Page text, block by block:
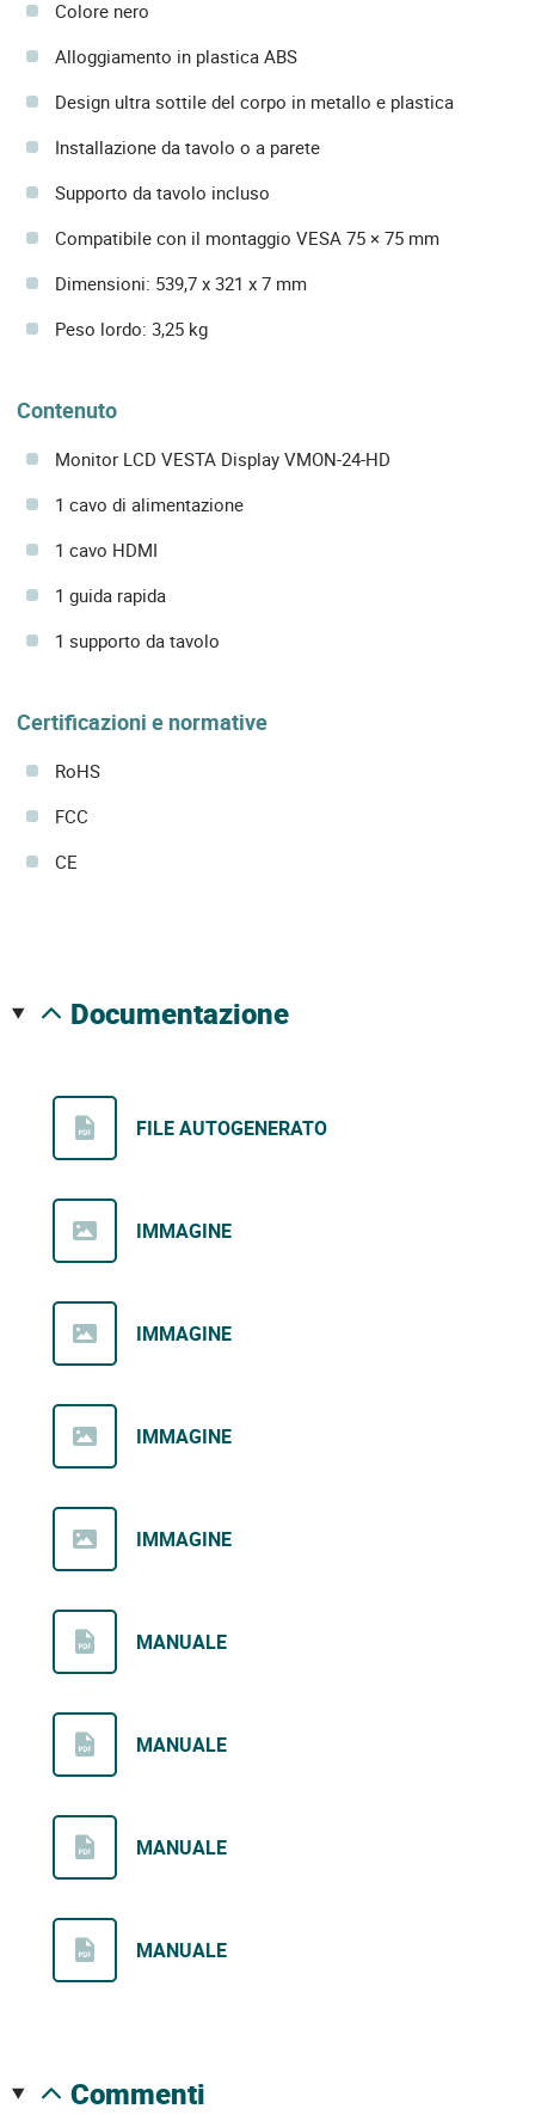
Colore nero
Alloggiamento in plastica ABS
Design ultra sottile del corpo in metallo e plastica
Installazione da tavolo o a parete
Supporto da tavolo incluso
Compatibile con il montaggio VESA 75 × 75 mm
Dimensioni: 539,7 x 321 x 7 mm
Peso lordo: 3,25 kg
Contenuto
Monitor LCD VESTA Display VMON-24-HD
1 cavo di alimentazione
1 cavo HDMI
1 guida rapida
1 supporto da tavolo
Certificazioni e normative
RoHS
FCC
CE
documentazione
FILE AUTOGENERATO
IMMAGINE
IMMAGINE
IMMAGINE
IMMAGINE
MANUALE
MANUALE
MANUALE
MANUALE
commenti